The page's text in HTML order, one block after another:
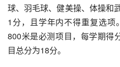
球、羽毛球、健美操、体操和
1分，且学年内不得重复选项
800米是必测项目，每学期得
目总分为18分。